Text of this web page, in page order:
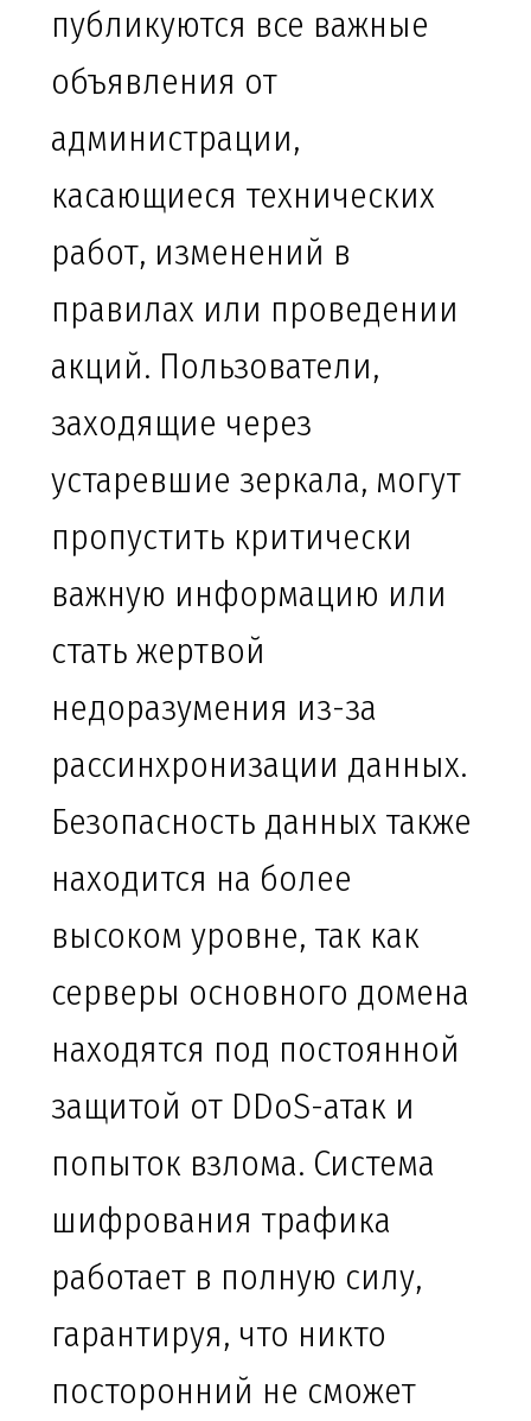
публикуются все важные
объявления от
администрации,
касающиеся технических
работ, изменений в
правилах или проведении
акций. Пользователи,
заходящие через
устаревшие зеркала, могут
пропустить критически
важную информацию или
стать жертвой
недоразумения из-за
рассинхронизации данных.
Безопасность данных также
находится на более
высоком уровне, так как
серверы основного домена
находятся под постоянной
защитой от DDoS-атак и
попыток взлома. Система
шифрования трафика
работает в полную силу,
гарантируя, что никто
посторонний не сможет